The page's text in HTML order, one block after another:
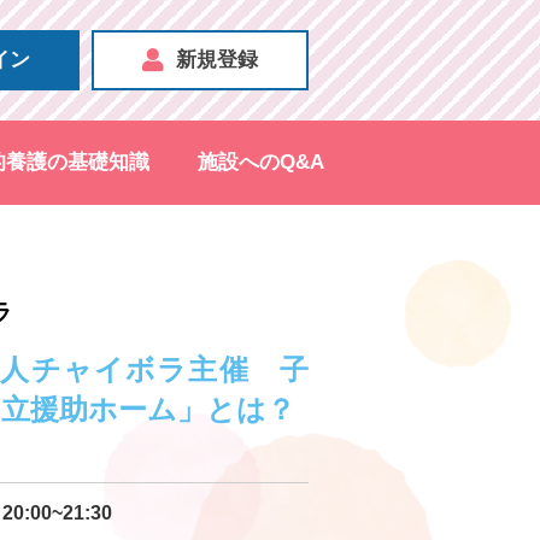
ン 新規登録
養護の基礎知識 施設へのQ&A
人チャイボラ主催 子
援助ホーム」とは？